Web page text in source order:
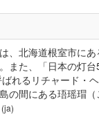
、北海道根室市に
また、「日本の灯
れるリチャード・
の間にある珸瑶瑁
(ja)